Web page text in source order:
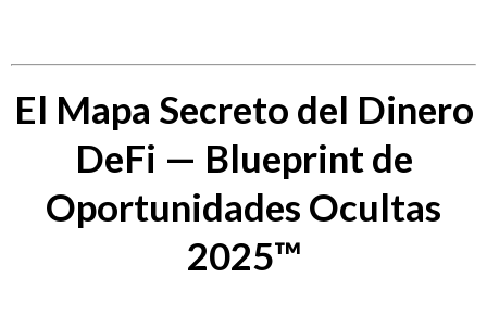
El Mapa Secreto del Dinero
DeFi — Blueprint de
Oportunidades Ocultas
2025™